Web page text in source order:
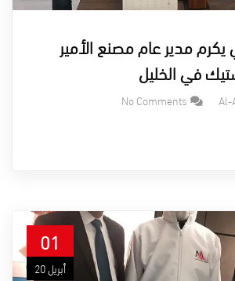
يكرم مدير عام مصنع الأمير
في الخليل
Al-
No Comments
01
أبريل 20